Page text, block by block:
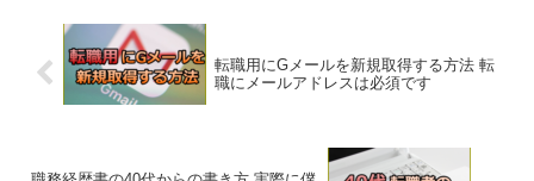
転職用にGメールを新規取得する方法 転
職にメールアドレスは必須です